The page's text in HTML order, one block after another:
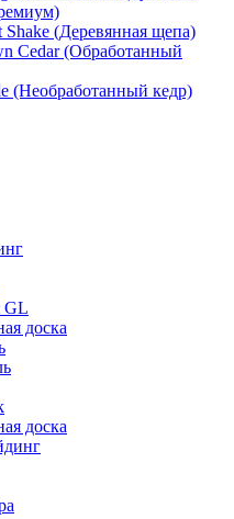
Shake (Деревянная щепа)
Cedar (Обработанный
(Необработанный кедр)
GL
доска
доска